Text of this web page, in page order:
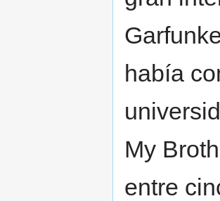
había
My
entre